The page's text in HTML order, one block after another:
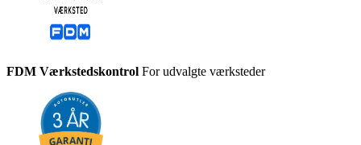
FDM Værkstedskontrol For udvalgte værksteder